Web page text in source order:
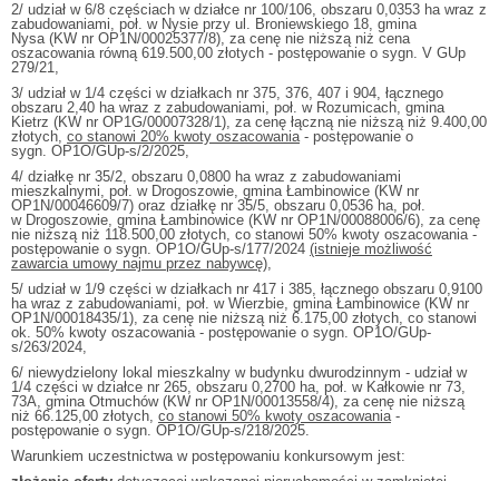
2/ udział w 6/8 częściach w działce nr 100/106, obszaru 0,0353 ha wraz z
zabudowaniami, poł. w Nysie przy ul. Broniewskiego 18, gmina
Nysa (KW nr OP1N/00025377/8), za cenę nie niższą niż cena
oszacowania równą 619.500,00 złotych - postępowanie o sygn. V GUp
279/21,
3/ udział w 1/4 części w działkach nr 375, 376, 407 i 904, łącznego
obszaru 2,40 ha wraz z zabudowaniami, poł. w Rozumicach, gmina
Kietrz (KW nr OP1G/00007328/1), za cenę łączną nie niższą niż 9.400,00
złotych, co stanowi 20% kwoty oszacowania- postępowanie o
sygn. OP1O/GUp-s/2/2025,
4/ działkę nr 35/2, obszaru 0,0800 ha wraz z zabudowaniami
mieszkalnymi, poł. w Drogoszowie, gmina Łambinowice (KW nr
OP1N/00046609/7) oraz działkę nr 35/5, obszaru 0,0536 ha, poł.
w Drogoszowie, gmina Łambinowice (KW nr OP1N/00088006/6), za cenę
nie niższą niż 118.500,00 złotych, co stanowi 50% kwoty oszacowania -
postępowanie o sygn. OP1O/GUp-s/177/2024 (istnieje możliwość
zawarcia umowy najmu przez nabywcę),
5/ udział w 1/9 części w działkach nr 417 i 385, łącznego obszaru 0,9100
ha wraz z zabudowaniami, poł. w Wierzbie, gmina Łambinowice (KW nr
OP1N/00018435/1), za cenę nie niższą niż 6.175,00 złotych, co stanowi
ok. 50% kwoty oszacowania - postępowanie o sygn. OP1O/GUp-
s/263/2024,
6/ niewydzielony lokal mieszkalny w budynku dwurodzinnym - udział w
1/4 części w działce nr 265, obszaru 0,2700 ha, poł. w Kałkowie nr 73,
73A, gmina Otmuchów (KW nr OP1N/00013558/4), za cenę nie niższą
niż 66.125,00 złotych, co stanowi 50% kwoty oszacowania-
postępowanie o sygn. OP1O/GUp-s/218/2025.
Warunkiem uczestnictwa w postępowaniu konkursowym jest: